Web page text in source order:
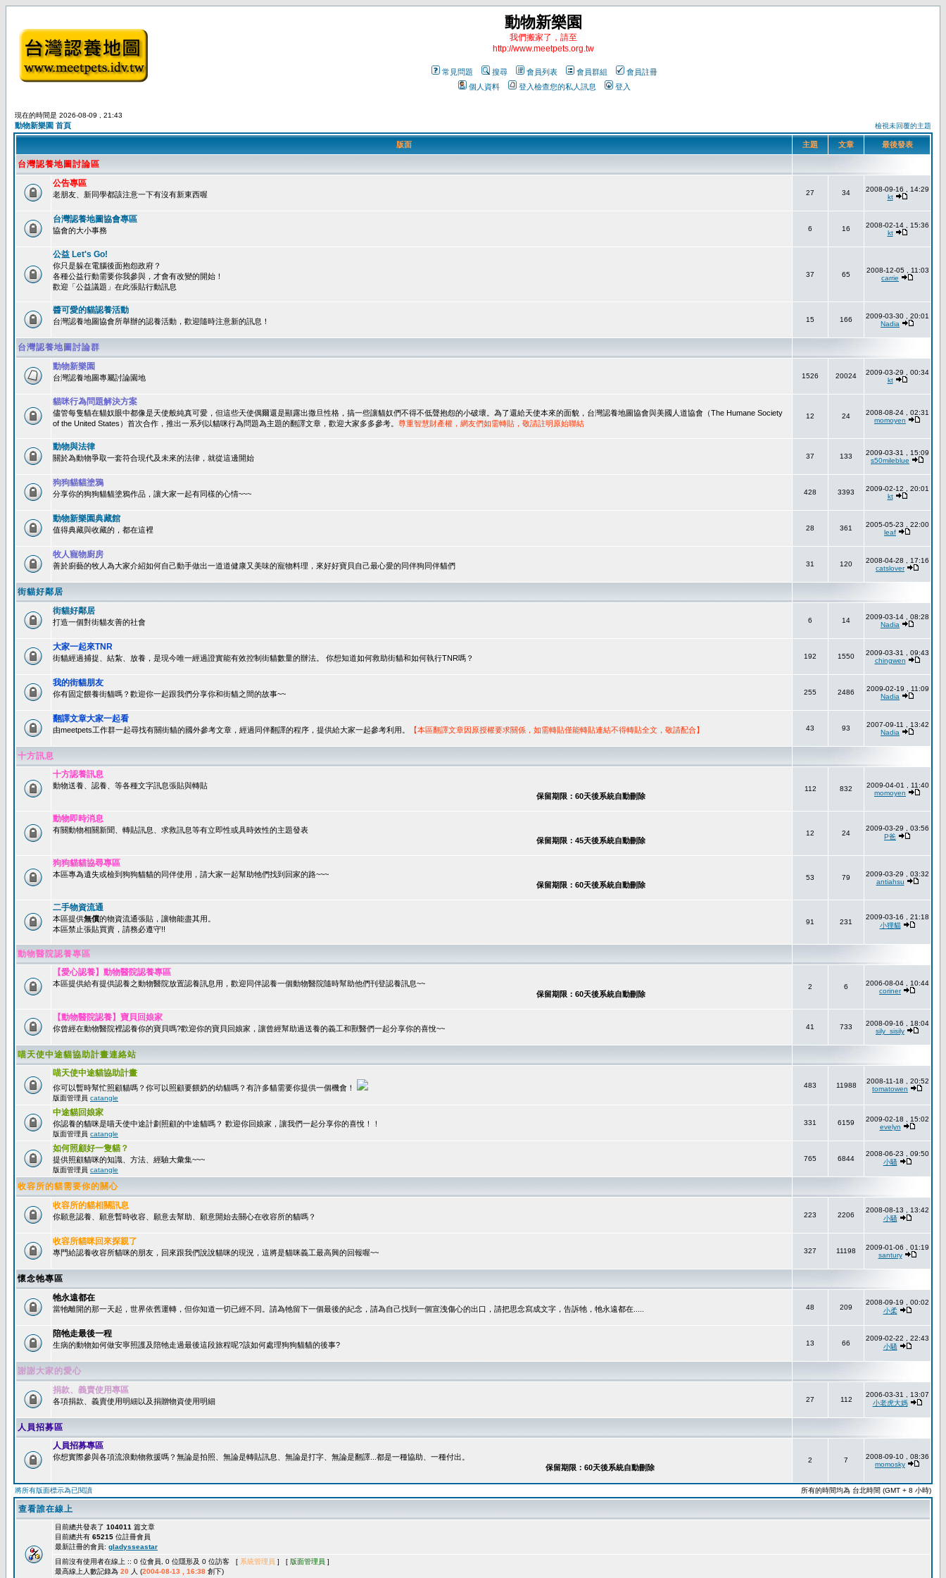
動物新樂園
我們搬家了，請至
http://www.meetpets.org.tw
常見問題 搜尋 會員列表 會員群組
會員註冊
個人資料
登入檢查您的私人訊息 登入
現在的時間是 2026-08-09 , 21:43
動物新樂園 首頁 檢視未回覆的主題
版面 主題 文章 最後發表
台灣認養地圖討論區
公告專區
老朋友、新同學都該注意一下有沒有新東西喔 27 34
2008-09-16 , 14:29
kt
台灣認養地圖協會專區
協會的大小事務 6 16
2008-02-14 , 15:36
kt
公益 Let's Go!
你只是躲在電腦後面抱怨政府？
各種公益行動需要你我參與，才會有改變的開始！
歡迎「公益議題」在此張貼行動訊息
37 65
2008-12-05 , 11:03
carrie
醬可愛的貓認養活動
台灣認養地圖協會所舉辦的認養活動，歡迎隨時注意新的訊息！ 15 166
2009-03-30 , 20:01
Nadia
台灣認養地圖討論群
動物新樂園
台灣認養地圖專屬討論園地 1526 20024
2009-03-29 , 00:34
kt
貓咪行為問題解決方案
儘管每隻貓在貓奴眼中都像是天使般純真可愛，但這些天使偶爾還是顯露出撒旦性格，搞一些讓貓奴們不得不低聲抱怨的小破壞。為了還給天使本來的面貌，台灣認養地圖協會與美國人道協會（The Humane Society
of the United States）首次合作，推出一系列以貓咪行為問題為主題的翻譯文章，歡迎大家多多參考。 尊重智慧財產權，網友們如需轉貼，敬請註明原始聯結
12 24
2008-08-24 , 02:31
momoyen
動物與法律
關於為動物爭取一套符合現代及未來的法律，就從這邊開始 37 133
2009-03-31 , 15:09
s50mileblue
狗狗貓貓塗鴉
分享你的狗狗貓貓塗鴉作品，讓大家一起有同樣的心情~~~ 428 3393
2009-02-12 , 20:01
kt
動物新樂園典藏館
值得典藏與收藏的，都在這裡 28 361
2005-05-23 , 22:00
leaf
牧人寵物廚房
善於廚藝的牧人為大家介紹如何自己動手做出一道道健康又美味的寵物料理，來好好寶貝自己最心愛的同伴狗同伴貓們 31 120
2008-04-28 , 17:16
catslover
街貓好鄰居
街貓好鄰居
打造一個對街貓友善的社會 6 14
2009-03-14 , 08:28
Nadia
大家一起來TNR
街貓經過捕捉、結紮、放養，是現今唯一經過證實能有效控制街貓數量的辦法。 你想知道如何救助街貓和如何執行TNR嗎？ 192 1550
2009-03-31 , 09:43
chingwen
我的街貓朋友
你有固定餵養街貓嗎？歡迎你一起跟我們分享你和街貓之間的故事~~ 255 2486
2009-02-19 , 11:09
Nadia
翻譯文章大家一起看
由meetpets工作群一起尋找有關街貓的國外參考文章，經過同伴翻譯的程序，提供給大家一起參考利用。 【本區翻譯文章因原授權要求關係，如需轉貼僅能轉貼連結不得轉貼全文，敬請配合】 43 93
2007-09-11 , 13:42
Nadia
十方訊息
十方認養訊息
動物送養、認養、等各種文字訊息張貼與轉貼
保留期限：60天後系統自動刪除
112 832
2009-04-01 , 11:40
momoyen
動物即時消息
有關動物相關新聞、轉貼訊息、求救訊息等有立即性或具時效性的主題發表
保留期限：45天後系統自動刪除
12 24
2009-03-29 , 03:56
P爸
狗狗貓貓協尋專區
本區專為遺失或檢到狗狗貓貓的同伴使用，請大家一起幫助牠們找到回家的路~~~
保留期限：60天後系統自動刪除
53 79
2009-03-29 , 03:32
antiahsu
二手物資流通
本區提供無償的物資流通張貼，讓物能盡其用。
本區禁止張貼買賣，請務必遵守!!
91 231
2009-03-16 , 21:18
小狸貓
動物醫院認養專區
【愛心認養】動物醫院認養專區
本區提供給有提供認養之動物醫院放置認養訊息用，歡迎同伴認養一個動物醫院隨時幫助他們刊登認養訊息~~
保留期限：60天後系統自動刪除
2 6
2006-08-04 , 10:44
coriner
【動物醫院認養】寶貝回娘家
你曾經在動物醫院裡認養你的寶貝嗎?歡迎你的寶貝回娘家，讓曾經幫助過送養的義工和獸醫們一起分享你的喜悅~~ 41 733
2008-09-16 , 18:04
sily_sisily
喵天使中途貓協助計畫連絡站
喵天使中途貓協助計畫
你可以暫時幫忙照顧貓嗎？你可以照顧要餵奶的幼貓嗎？有許多貓需要你提供一個機會！
版面管理員 catangle
483 11988
2008-11-18 , 20:52
tomatowen
中途貓回娘家
你認養的貓咪是喵天使中途計劃照顧的中途貓嗎？ 歡迎你回娘家，讓我們一起分享你的喜悅！！
版面管理員 catangle
331 6159
2009-02-18 , 15:02
evelyn
如何照顧好一隻貓？
提供照顧貓咪的知識、方法、經驗大彙集~~~
版面管理員 catangle
765 6844
2008-06-23 , 09:50
小騷
收容所的貓需要你的關心
收容所的貓相關訊息
你願意認養、願意暫時收容、願意去幫助、願意開始去關心在收容所的貓嗎？ 223 2206
2008-08-13 , 13:42
小騷
收容所貓咪回來探親了
專門給認養收容所貓咪的朋友，回來跟我們說說貓咪的現況，這將是貓咪義工最高興的回報喔~~ 327 11198
2009-01-06 , 01:19
santury
懷念牠專區
牠永遠都在
當牠離開的那一天起，世界依舊運轉，但你知道一切已經不同。請為牠留下一個最後的紀念，請為自己找到一個宣洩傷心的出口，請把思念寫成文字，告訴牠，牠永遠都在..... 48 209
2008-09-19 , 00:02
小柔
陪牠走最後一程
生病的動物如何做安寧照護及陪牠走過最後這段旅程呢?該如何處理狗狗貓貓的後事? 13 66
2009-02-22 , 22:43
小騷
謝謝大家的愛心
捐款、義賣使用專區
各項捐款、義賣使用明細以及捐贈物資使用明細 27 112
2006-03-31 , 13:07
小老虎大媽
人員招募區
人員招募專區
你想實際參與各項流浪動物救援嗎？無論是拍照、無論是轉貼訊息、無論是打字、無論是翻譯...都是一種協助、一種付出。
保留期限：60天後系統自動刪除
2 7
2008-09-10 , 08:36
momosky
將所有版面標示為已閱讀 所有的時間均為 台北時間 (GMT + 8 小時)
查看誰在線上
目前總共發表了 104011 篇文章
目前總共有 65215 位註冊會員
最新註冊的會員: gladysseastar
目前沒有使用者在線上 :: 0 位會員, 0 位隱形及 0 位訪客 [ 系統管理員 ] [ 版面管理員 ]
最高線上人數記錄為 20 人 (2004-08-13 , 16:38 創下)